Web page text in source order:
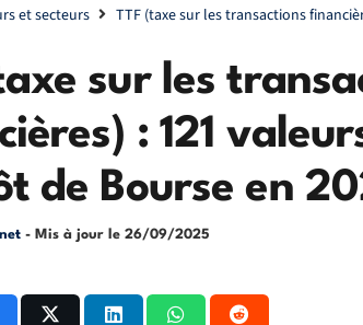
et secteurs TTF (taxe sur les transactions
sur les
: 121
de Bourse en
- Mis à jour le 26/09/2025